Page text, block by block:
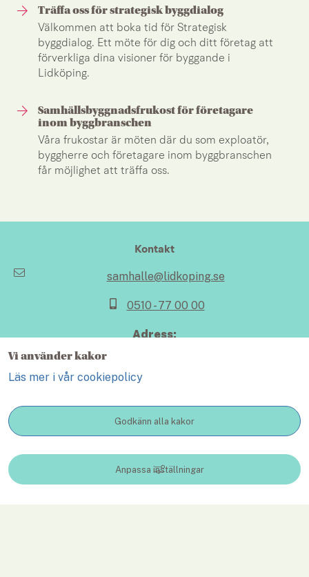
Vi använder kakor
Läs mer i vår cookiepolicy
Godkänn alla kakor
Anpassa inställningar
Träffa oss för strategisk byggdialog
Välkommen att boka tid för Strategisk
byggdialog. Ett möte för dig och ditt företag att
förverkliga dina visioner för byggande i
Lidköping.
Samhällsbyggnadsfrukost för företagare
inom byggbranschen
Våra frukostar är möten där du som exploatör,
byggherre och företagare inom byggbranschen
får möjlighet att träffa oss.
Kontakt
samhalle@lidkoping.se
0510 - 77 00 00
Adress:
531 88 Lidköping
Hitta snabbt
Projekt
Utvecklingsområde